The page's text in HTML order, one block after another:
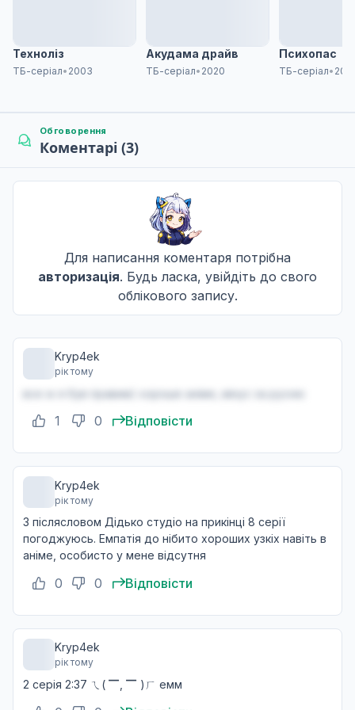
+2
+2
Я не можу сказати чому
Бігти з дияволом
15 черв. 2025
22 черв. 2025
13 Світ твій
+2
Техноліз
ТБ-серіал• 2003
Акудама драйв
ТБ-серіал• 2020
Психопас
ТБ-серіал• 2012
Обговорення
Коментарі (3)
Для написання коментаря потрібна
авторизація. Будь ласка, увійдіть до свого
облікового запису.
Kryp4ek
рік тому
все ж я був правим) хороше аніме, мінус за русню
1 0 Відповісти
Kryp4ek
рік тому
З післясловом Дідько студіо на прикінці 8 серії
погоджуюсь. Емпатія до нібито хороших узкіх навіть в
аніме, особисто у мене відсутня
0 0 Відповісти
Kryp4ek
рік тому
2 серія 2:37 ㄟ( ▔, ▔ )ㄏ емм